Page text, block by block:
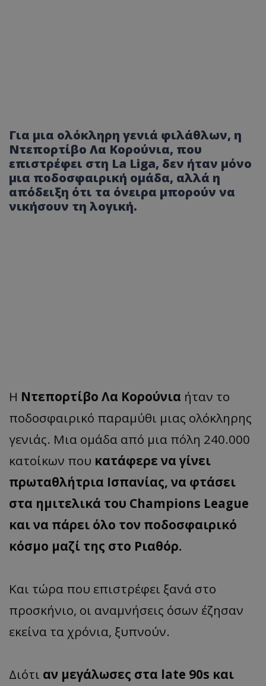
Για μια ολόκληρη γενιά φιλάθλων, η
Ντεπορτίβο Λα Κορούνια, που
επιστρέφει στη La Liga, δεν ήταν μόνο
μια ποδοσφαιρική ομάδα, αλλά η
απόδειξη ότι τα όνειρα μπορούν να
νικήσουν τη λογική.
Η Ντεπορτίβο Λα Κορούνια ήταν το
ποδοσφαιρικό παραμύθι μιας ολόκληρης
γενιάς. Μια ομάδα από μια πόλη 240.000
κατοίκων που κατάφερε να γίνει
πρωταθλήτρια Ισπανίας, να φτάσει
στα ημιτελικά του Champions League
και να πάρει όλο τον ποδοσφαιρικό
κόσμο μαζί της στο Ριαθόρ.
Και τώρα που επιστρέφει ξανά στο
προσκήνιο, οι αναμνήσεις όσων έζησαν
εκείνα τα χρόνια, ξυπνούν.
Διότι αν μεγάλωσες στα late 90s και